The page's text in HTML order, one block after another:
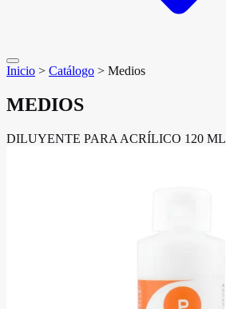
Inicio > Catálogo > Medios
MEDIOS
DILUYENTE PARA ACRÍLICO 120 ML